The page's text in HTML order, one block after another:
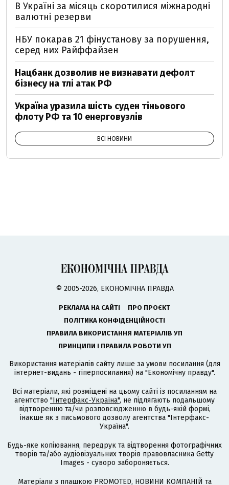
В Україні за місяць скоротилися міжнародні
валютні резерви
НБУ покарав 21 фінустанову за порушення,
серед них Райффайзен
Нацбанк дозволив не визнавати дефолт
бізнесу на тлі атак РФ
Україна уразила шість суден тіньового
флоту РФ та 10 енерговузлів
ВСІ НОВИНИ
© 2005-2026, ЕКОНОМІЧНА ПРАВДА
РЕКЛАМА НА САЙТІ
ПРО ПРОЄКТ
ПОЛІТИКА КОНФІДЕНЦІЙНОСТІ
ПРАВИЛА ВИКОРИСТАННЯ МАТЕРІАЛІВ УП
ПРИНЦИПИ І ПРАВИЛА РОБОТИ УП
Використання матеріалів сайту лише за умови посилання (для
інтернет-видань - гіперпосилання) на "Економічну правду".
Всі матеріали, які розміщені на цьому сайті із посиланням на
агентство "Інтерфакс-Україна", не підлягають подальшому
відтворенню та/чи розповсюдженню в будь-якій формі,
інакше як з письмового дозволу агентства "Інтерфакс-
Україна".
Будь-яке копіювання, передрук та відтворення фотографічних
творів та/або аудіовізуальних творів правовласника Getty
Images - суворо забороняється.
Матеріали з плашкою PROMOTED, НОВИНИ КОМПАНІЙ та